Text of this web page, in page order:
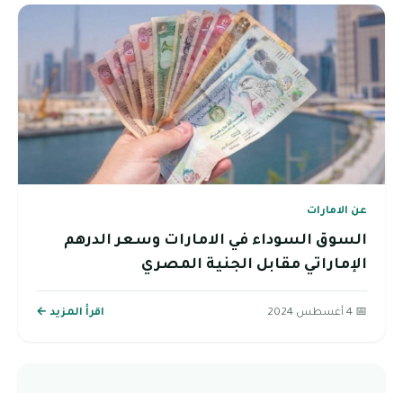
عن الامارات
السوق السوداء في الامارات وسعر الدرهم
الإماراتي مقابل الجنية المصري
📅 4 أغسطس 2024 اقرأ المزيد ←